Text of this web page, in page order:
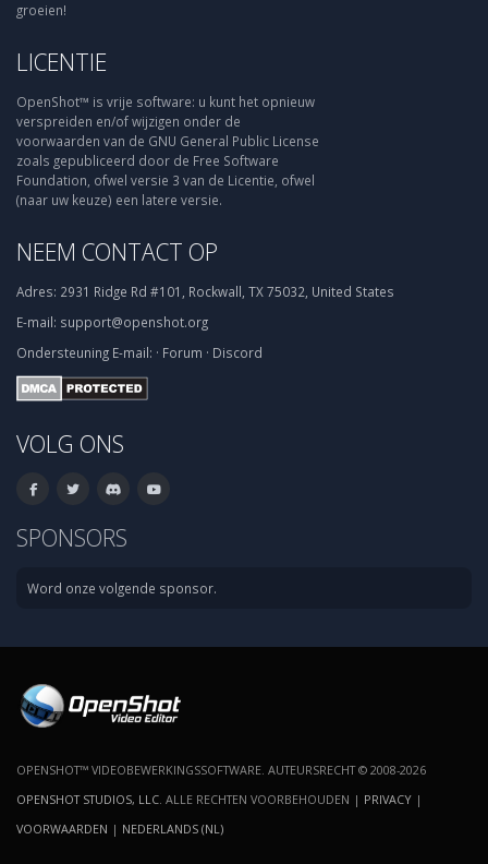
groeien!
LICENTIE
OpenShot™ is vrije software: u kunt het opnieuw
verspreiden en/of wijzigen onder de
voorwaarden van de GNU General Public License
zoals gepubliceerd door de Free Software
Foundation, ofwel versie 3 van de Licentie, ofwel
(naar uw keuze) een latere versie.
NEEM CONTACT OP
Adres: 2931 Ridge Rd #101, Rockwall, TX 75032, United States
E-mail: support@openshot.org
Ondersteuning E-mail: · Forum · Discord
VOLG ONS
SPONSORS
Word onze volgende sponsor.
OPENSHOT™ VIDEOBEWERKINGSSOFTWARE. AUTEURSRECHT © 2008-2026
OPENSHOT STUDIOS, LLC . ALLE RECHTEN VOORBEHOUDEN | PRIVACY |
VOORWAARDEN | NEDERLANDS (NL)